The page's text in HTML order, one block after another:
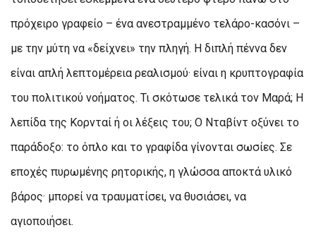
πρόχειρο γραφείο – ένα ανεστραμμένο τελάρο-κασόνι –
με την μύτη να «δείχνει» την πληγή. Η διπλή πέννα δεν
είναι απλή λεπτομέρεια ρεαλισμού· είναι η κρυπτογραφία
του πολιτικού νοήματος. Τι σκότωσε τελικά τον Μαρά; Η
λεπίδα της Κορνταί ή οι λέξεις του; Ο Νταβίντ οξύνει το
παράδοξο: το όπλο και το γραφίδα γίνονται σωσίες. Σε
εποχές πυρωμένης ρητορικής, η γλώσσα αποκτά υλικό
βάρος· μπορεί να τραυματίσει, να θυσιάσει, να
αγιοποιήσει.